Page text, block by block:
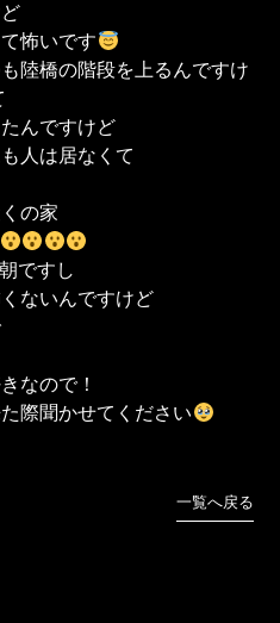
怖いです
陸橋の階段を上るんですけ
んですけど
人は居なくて
の家
ですし
ないんですけど
なので！
際聞かせてください
一覧へ戻る